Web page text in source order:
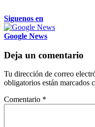
Siguenos en
Google News
Deja un comentario
Tu dirección de correo
obligatorios están marcados
Comentario *